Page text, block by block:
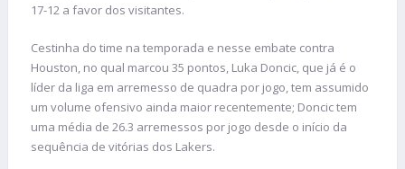
17-12 a favor dos visitantes.
Cestinha do time na temporada e nesse embate contra
Houston, no qual marcou 35 pontos, Luka Doncic, que já é o
líder da liga em arremesso de quadra por jogo, tem assumido
um volume ofensivo ainda maior recentemente; Doncic tem
uma média de 26.3 arremessos por jogo desde o início da
sequência de vitórias dos Lakers.